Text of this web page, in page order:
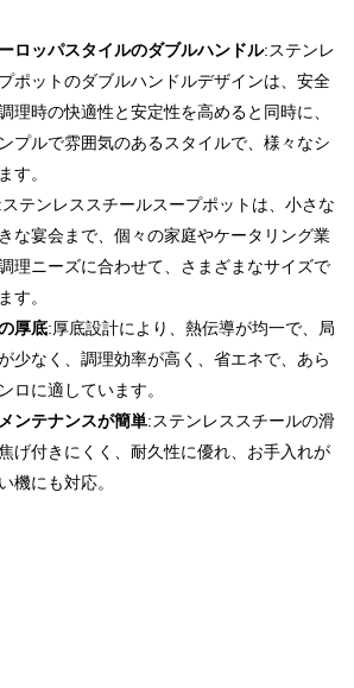
ロッパスタイルのダブルハンドル:ステンレ
ポットのダブルハンドルデザインは、安全
理時の快適性と安定性を高めると同時に、
プルで雰囲気のあるスタイルで、様々なシ
す。
:ステンレススチールスープポットは、小さな
な宴会まで、個々の家庭やケータリング業
理ニーズに合わせて、さまざまなサイズで
す。
厚底:厚底設計により、熱伝導が均一で、局
少なく、調理効率が高く、省エネで、あら
ロに適しています。
ンテナンスが簡単:ステンレススチールの滑
げ付きにくく、耐久性に優れ、お手入れが
機にも対応。